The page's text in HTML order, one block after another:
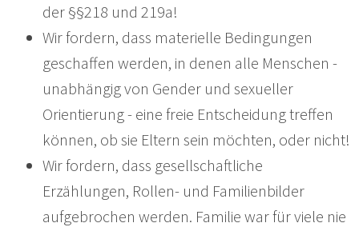
der §§218 und 219a!
Wir fordern, dass materielle Bedingungen
geschaffen werden, in denen alle Menschen -
unabhängig von Gender und sexueller
Orientierung - eine freie Entscheidung treffen
können, ob sie Eltern sein möchten, oder nicht!
Wir fordern, dass gesellschaftliche
Erzählungen, Rollen- und Familienbilder
aufgebrochen werden. Familie war für viele nie